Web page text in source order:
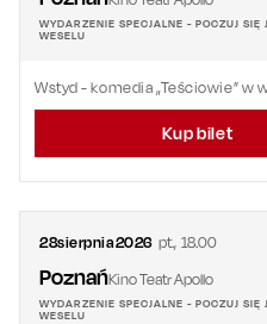
WYDARZENIE SPECJALNE - POCZUJ SIĘ
WESELU
Wstyd - komedia „Teściowie” w
Kup bilet
28sierpnia2026 pt., 18.00
PoznańKino Teatr Apollo
WYDARZENIE SPECJALNE - POCZUJ SIĘ
WESELU